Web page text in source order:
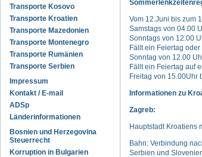
Transporte Kosovo
Transporte Kroatien
Transporte Mazedonien
Transporte Montenegro
Transporte Rumänien
Transporte Serbien
Impressum
Kontakt / E-mail
ADSp
Länderinformationen
Bosnien und Herzegovina
Steuerrecht
Korruption in Bulgarien
Vom 12.Juni bis zum
Samstags von 04.00
Sonntags von 12.00
Fällt ein Feiertag
Sonntag von 12.00
Fällt ein Feiertag auf
Freitag von 15.00Uhr
Informationen zu
Zagreb:
Hauptstadt Kroatiens
Bahn: Verbindung
Serbien und